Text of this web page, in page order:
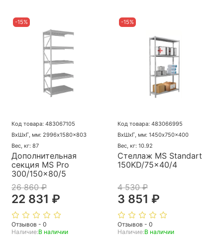
-15%
Код товара: 483067105
ВхШхГ, мм: 2996x1580x803
Вес, кг: 87
Дополнительная
секция MS Pro
300/150x80/5
26 860 ₽
22 831 ₽
Отзывов - 0
Наличие:В наличии
-15%
Код товара: 483066995
ВхШхГ, мм: 1450x750x400
Вес, кг: 10.92
Стеллаж MS Standart
150KD/75x40/4
4 530 ₽
3 851 ₽
Отзывов - 0
Наличие:В наличии